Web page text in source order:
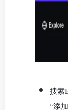
搜索
“添